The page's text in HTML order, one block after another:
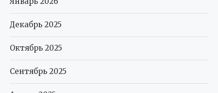
Декабрь 2025
Октябрь 2025
Сентябрь 2025